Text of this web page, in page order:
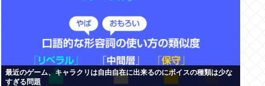
最近のゲーム、キャラクリは自由自在に出来るのにボイスの種類は少な
すぎる問題